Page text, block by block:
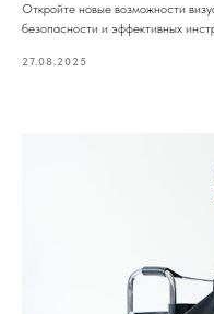
Откройте новые возможности
безопасности и эффективных
27.08.2025